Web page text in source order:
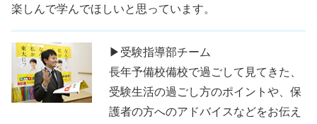
楽しんで学んでほしいと思っています。
▶受験指導部チーム
長年予備校備校で過ごして見てきた、
受験生活の過ごし方のポイントや、保
護者の方へのアドバイスなどをお伝え